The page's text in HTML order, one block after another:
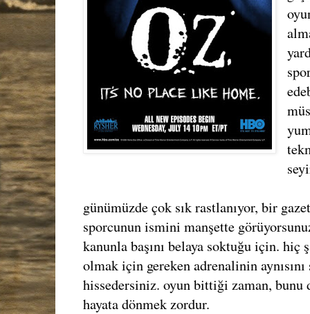
günümüzde çok sık rastlanıyor, bir
sporcunun ismini manşette
kanunla başını belaya soktuğu için. hiç
olmak için gereken adrenalinin
hissedersiniz. oyun bittiği zaman,
hayata dönmek zordur.